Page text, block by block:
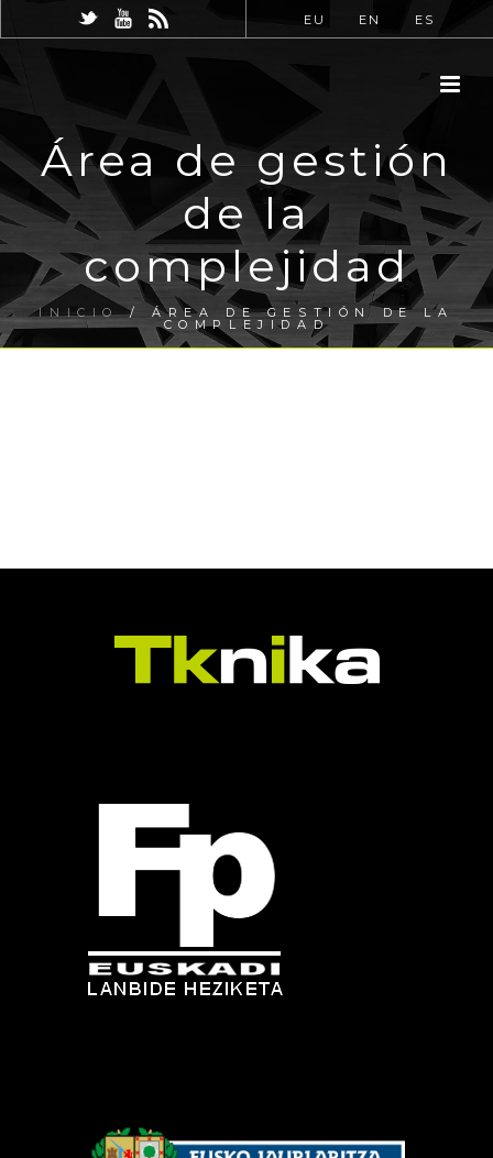
EU EN ES
Área de gestión
de la
complejidad
INICIO/ ÁREA DE GESTIÓN DE LA
COMPLEJIDAD